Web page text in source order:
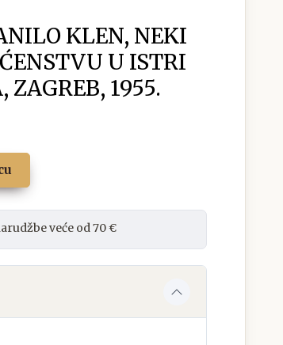
KLEN, NEKI
U ISTRI
ZAGREB, 1955.
veće od 70 €